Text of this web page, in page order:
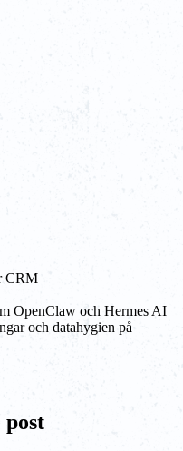
CRM
OpenClaw och Hermes AI
och datahygien på